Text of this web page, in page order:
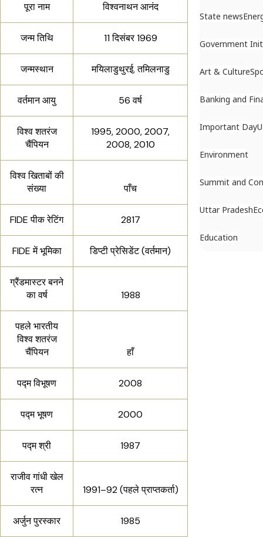
पूरा नाम विश्वनाथन आनंद
जन्म तिथि 11 दिसंबर 1969
जन्मस्थान मयिलाडुथुरई, तमिलनाडु
वर्तमान आयु 56 वर्ष
विश्व शतरंज
चैंपियन
1995, 2000, 2007,
2008, 2010
विश्व खिताबों की
संख्या
पाँच
FIDE पीक रेटिंग 2817
FIDE में भूमिका डिप्टी प्रेसिडेंट (वर्तमान)
ग्रैंडमास्टर बनने
का वर्ष
1988
पहले भारतीय
विश्व शतरंज
चैंपियन
हाँ
पद्म विभूषण 2008
पद्म भूषण 2000
पद्म श्री 1987
राजीव गांधी खेल
रत्न
1991–92 (पहले प्राप्तकर्ता)
अर्जुन पुरस्कार 1985
State news
Government
Art & Culture
Banking and
Important Day
Environment
Summit and
Uttar Pradesh
Education